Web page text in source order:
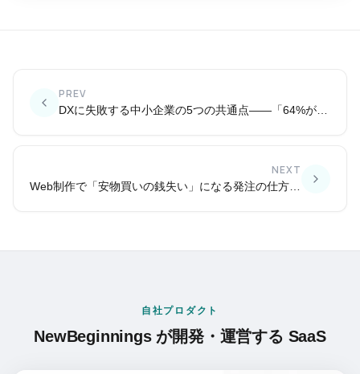
PREV
DXに失敗する中小企業の5つの共通点——「64%が失敗」の本当の理由
NEXT
Web制作で「安物買いの銭失い」になる発注の仕方——価格だけで選ぶ前に
自社プロダクト
NewBeginnings が開発・運営する SaaS